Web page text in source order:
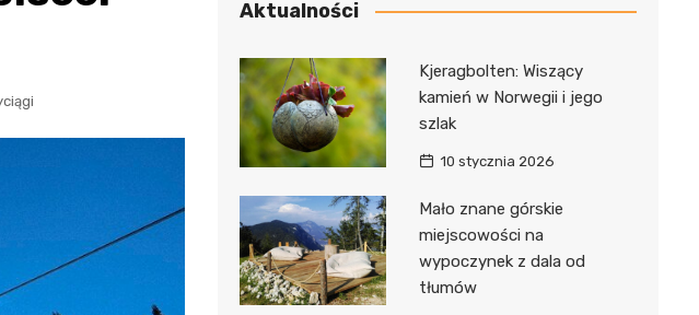
Aktualności
Kjeragbolten: Wiszący
kamień w Norwegii i jego
szlak
10 stycznia 2026
Mało znane górskie
miejscowości na
wypoczynek z dala od
tłumów